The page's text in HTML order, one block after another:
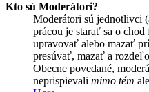
Kto sú Moderátori?
Moderátori sú jednotlivci
prácou je starať sa o
upravovať alebo mazať
presúvať, mazať a
Obecne povedané,
neprispievali mimo tém